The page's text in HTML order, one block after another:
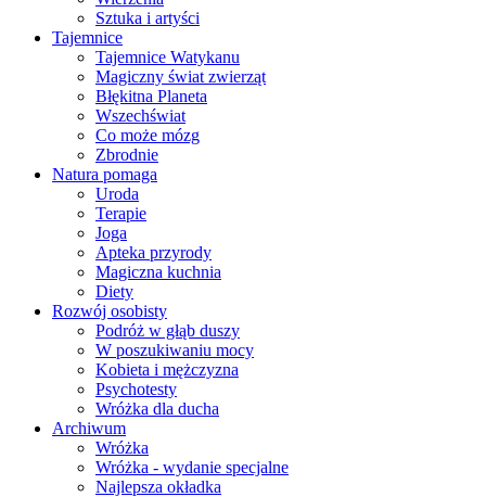
Sztuka i artyści
Tajemnice
Tajemnice Watykanu
Magiczny świat zwierząt
Błękitna Planeta
Wszechświat
Co może mózg
Zbrodnie
Natura pomaga
Uroda
Terapie
Joga
Apteka przyrody
Magiczna kuchnia
Diety
Rozwój osobisty
Podróż w głąb duszy
W poszukiwaniu mocy
Kobieta i mężczyzna
Psychotesty
Wróżka dla ducha
Archiwum
Wróżka
Wróżka - wydanie specjalne
Najlepsza okładka